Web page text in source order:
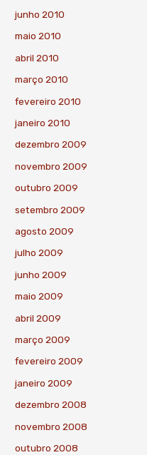
junho 2010
maio 2010
abril 2010
março 2010
fevereiro 2010
janeiro 2010
dezembro 2009
novembro 2009
outubro 2009
setembro 2009
agosto 2009
julho 2009
junho 2009
maio 2009
abril 2009
março 2009
fevereiro 2009
janeiro 2009
dezembro 2008
novembro 2008
outubro 2008